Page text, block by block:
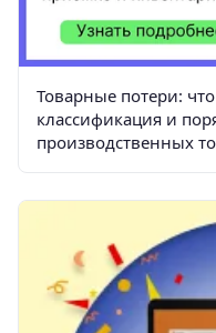
Товарные потери:
классификация и
производственных